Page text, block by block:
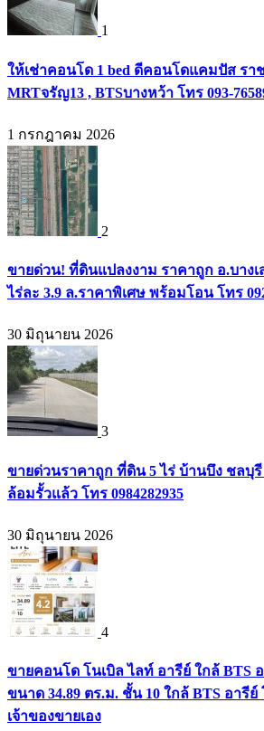
1
ให้เช่าคอนโด 1 bed ดีคอนโดแคมปัส รา
MRTจรัญ13 , BTSบางหว้า โทร 093-
1 กรกฎาคม 2026
2
ขายด่วน! ที่ดินแปลงงาม ราคาถูก อ.บาง
ไร่ละ 3.9 ล.ราคาพิเศษ พร้อมโอน โทร
30 มิถุนายน 2026
3
ขายด่วนราคาถูก ที่ดิน 5 ไร่ บ้านบึง ชลบุ
ล้อมรั้วแล้ว โทร 0984282935
30 มิถุนายน 2026
4
ขายคอนโด โนเบิล ไลท์ อารีย์ ใกล้ BTS
ขนาด 34.89 ตร.ม. ชั้น 10 ใกล้ BTS อารีย์
เจ้าของขายเอง